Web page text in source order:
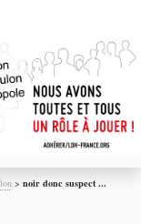
>noir donc suspect ...